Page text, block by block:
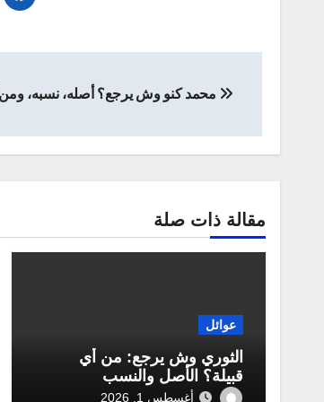
المقالات
محمد كنو وش يرجع؟ أصله، نسبه، ومن
مقالة ذات صلة
عوائل
الثوري وش يرجع: من أي
قبيلة؟ الأصل والنسب
أغسطس 1, 2026